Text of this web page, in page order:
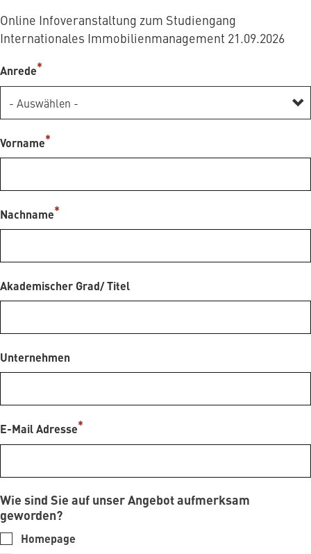
Online Infoveranstaltung zum Studiengang
Internationales Immobilienmanagement 21.09.2026
Anrede
Vorname
Nachname
Akademischer Grad/ Titel
Unternehmen
E-Mail Adresse
Wie sind Sie auf unser Angebot aufmerksam
geworden?
Homepage